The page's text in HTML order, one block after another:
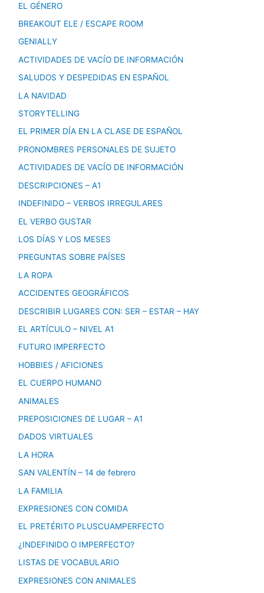
EL GÉNERO
BREAKOUT ELE / ESCAPE ROOM
GENIALLY
ACTIVIDADES DE VACÍO DE INFORMACIÓN
SALUDOS Y DESPEDIDAS EN ESPAÑOL
LA NAVIDAD
STORYTELLING
EL PRIMER DÍA EN LA CLASE DE ESPAÑOL
PRONOMBRES PERSONALES DE SUJETO
ACTIVIDADES DE VACÍO DE INFORMACIÓN
DESCRIPCIONES – A1
INDEFINIDO – VERBOS IRREGULARES
EL VERBO GUSTAR
LOS DÍAS Y LOS MESES
PREGUNTAS SOBRE PAÍSES
LA ROPA
ACCIDENTES GEOGRÁFICOS
DESCRIBIR LUGARES CON: SER – ESTAR – HAY
EL ARTÍCULO – NIVEL A1
FUTURO IMPERFECTO
HOBBIES / AFICIONES
EL CUERPO HUMANO
ANIMALES
PREPOSICIONES DE LUGAR – A1
DADOS VIRTUALES
LA HORA
SAN VALENTÍN – 14 de febrero
LA FAMILIA
EXPRESIONES CON COMIDA
EL PRETÉRITO PLUSCUAMPERFECTO
¿INDEFINIDO O IMPERFECTO?
LISTAS DE VOCABULARIO
EXPRESIONES CON ANIMALES